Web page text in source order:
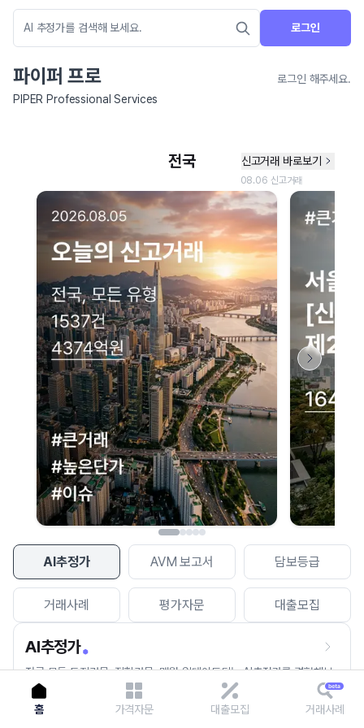
로그인
파이퍼 프로
로그인 해주세요.
PIPER Professional Services
AI추정가 AVM 보고서 담보등급
거래사례 평가자문 대출모집
AI추정가
전국 모든 토지건물, 집합건물, 매월 업데이트되는 AI추정가를 경험해보
세요.
네이버 지도 연결 안내
현재 네이버 지도 연결이 원활하지 않아 지도를 불러올 수 없습니다.
이용에 불편을 드려 죄송합니다.
다시 시도
홈 가격자문 대출모집 거래사례